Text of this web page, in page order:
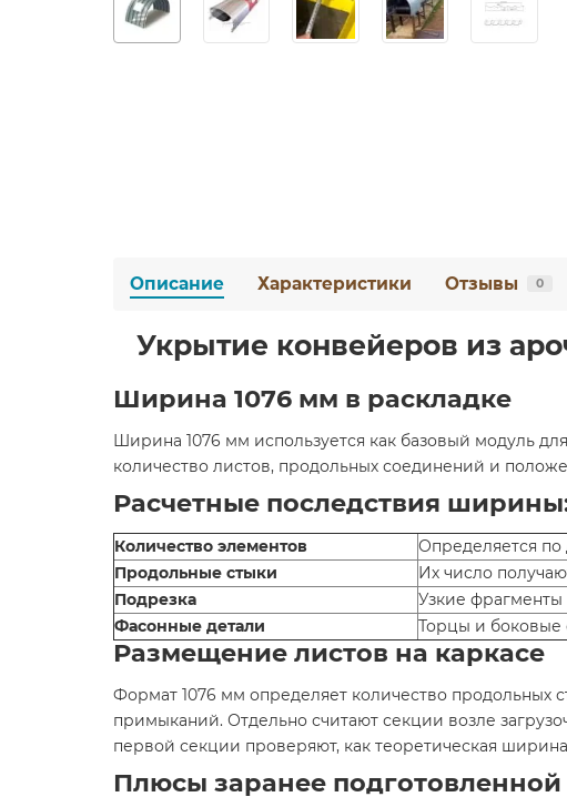
Описание Характеристики Отзывы 0
Укрытие конвейеров из
Ширина 1076 мм в раскладке
Ширина 1076 мм используется как базовый модуль
количество листов, продольных соединений и
Расчетные последствия
Количество элементов
Определяется по
Продольные стыки
Их число
Подрезка
Узкие фрагменты
Фасонные детали
Торцы и боковые
Размещение листов на каркасе
Формат 1076 мм определяет количество
примыканий. Отдельно считают секции возле
первой секции проверяют, как теоретическая
Плюсы заранее